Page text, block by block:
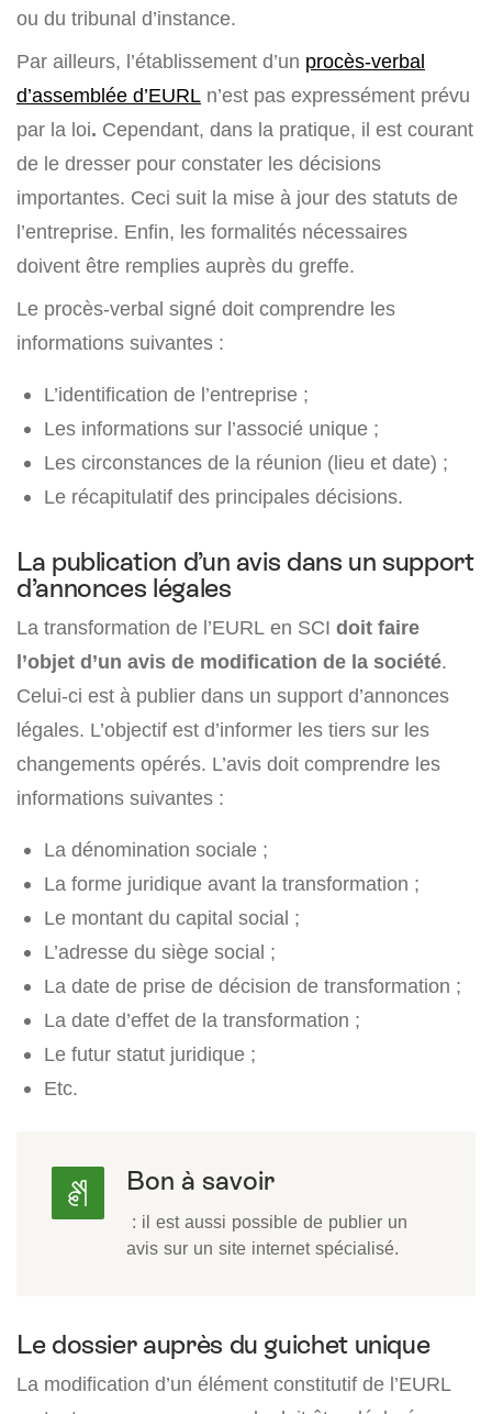
ou du tribunal d’instance.
Par ailleurs, l’établissement d’un procès-verbal
d’assemblée d’EURL n’est pas expressément prévu
par la loi. Cependant, dans la pratique, il est courant
de le dresser pour constater les décisions
importantes. Ceci suit la mise à jour des statuts de
l’entreprise. Enfin, les formalités nécessaires
doivent être remplies auprès du greffe.
Le procès-verbal signé doit comprendre les
informations suivantes :
L’identification de l’entreprise ;
Les informations sur l’associé unique ;
Les circonstances de la réunion (lieu et date) ;
Le récapitulatif des principales décisions.
La publication d’un avis dans un support
d’annonces légales
La transformation de l’EURL en SCI doit faire
l’objet d’un avis de modification de la société.
Celui-ci est à publier dans un support d’annonces
légales. L’objectif est d’informer les tiers sur les
changements opérés. L’avis doit comprendre les
informations suivantes :
La dénomination sociale ;
La forme juridique avant la transformation ;
Le montant du capital social ;
L’adresse du siège social ;
La date de prise de décision de transformation ;
La date d’effet de la transformation ;
Le futur statut juridique ;
Etc.
Bon à savoir
: il est aussi possible de publier un
avis sur un site internet spécialisé.
Le dossier auprès du guichet unique
La modification d’un élément constitutif de l’EURL